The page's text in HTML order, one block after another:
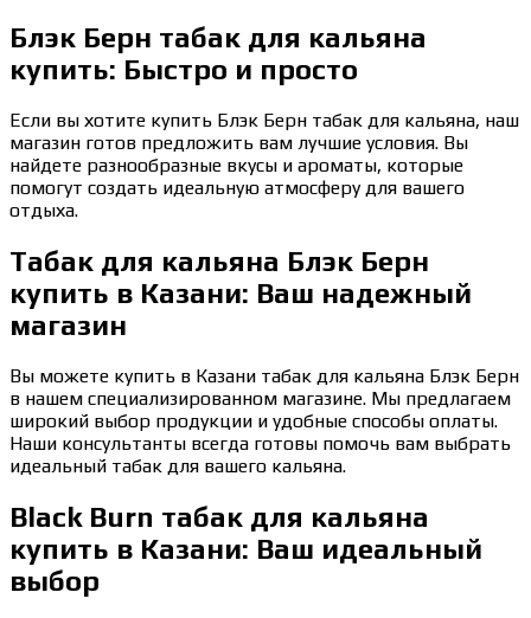
Блэк Берн табак для кальяна
купить: Быстро и просто
Если вы хотите купить Блэк Берн табак для кальяна, наш
магазин готов предложить вам лучшие условия. Вы
найдете разнообразные вкусы и ароматы, которые
помогут создать идеальную атмосферу для вашего
отдыха.
Табак для кальяна Блэк Берн
купить в Казани: Ваш надежный
магазин
Вы можете купить в Казани табак для кальяна Блэк Берн
в нашем специализированном магазине. Мы предлагаем
широкий выбор продукции и удобные способы оплаты.
Наши консультанты всегда готовы помочь вам выбрать
идеальный табак для вашего кальяна.
Black Burn табак для кальяна
купить в Казани: Ваш идеальный
выбор